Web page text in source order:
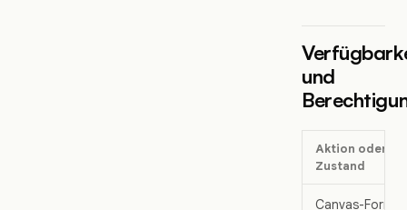
und
Aktion oder
Zustand
Canvas-Format